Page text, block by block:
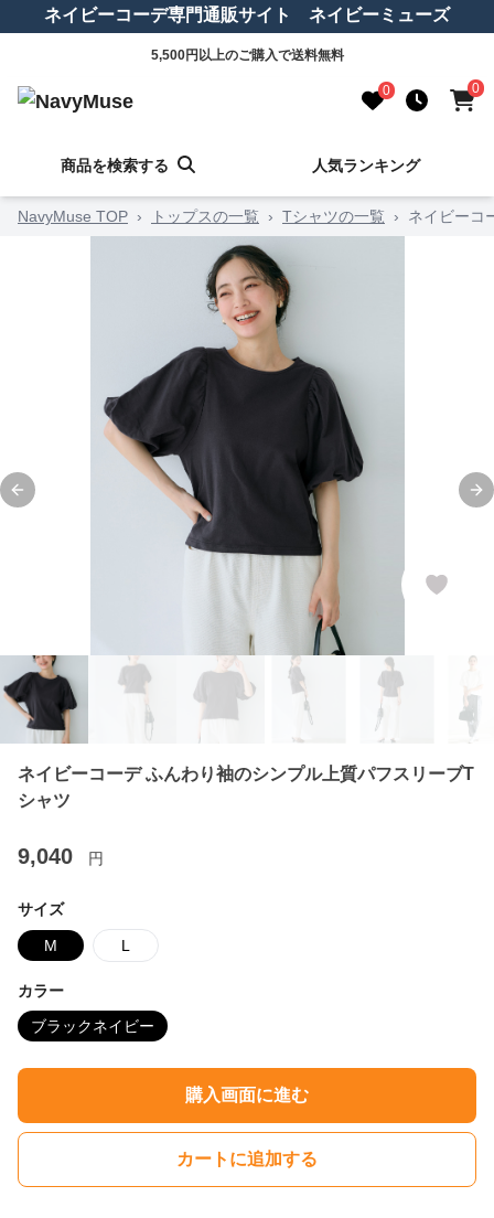
ネイビーコーデ専門通販サイト ネイビーミューズ
5,500円以上のご購入で送料無料
0 0
商品を検索する 人気ランキング
NavyMuse TOP › トップスの一覧 › Tシャツの一覧 › ネイビーコ
Previous slide
ネイビーコーデ ふんわり袖のシンプル上質パフスリーブT
シャツ
9,040 円
サイズ
M L
カラー
ブラックネイビー
購入画面に進む
カートに追加する